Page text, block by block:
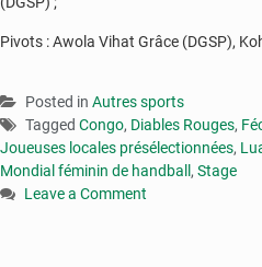
Pivots : Awola Vihat Grâce (DGSP),
Posted in Autres sports
Tagged Congo, Diables Rouges,
Joueuses locales présélectionnées,
Mondial féminin de handball , Stage
Leave a Comment